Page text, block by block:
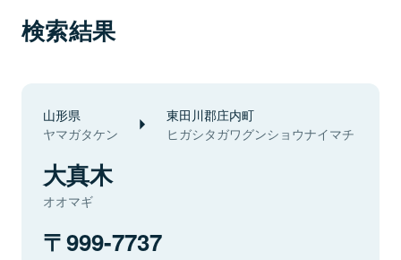
検索結果
山形県
ヤマガタケン
東田川郡庄内町
ヒガシタガワグンショウナイマチ
大真木
オオマギ
999-7737